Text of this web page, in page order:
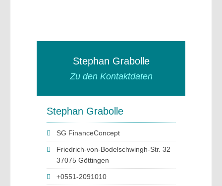
Stephan Grabolle
Zu den Kontaktdaten
Stephan Grabolle
SG FinanceConcept
Friedrich-von-Bodelschwingh-Str. 32
37075 Göttingen
+0551-2091010